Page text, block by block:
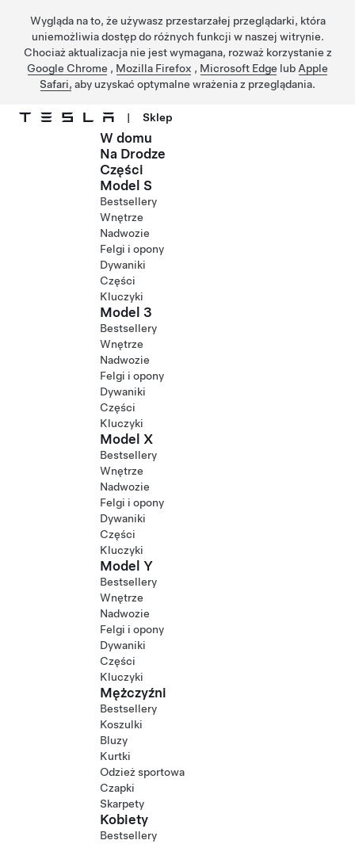
Wygląda na to, że używasz przestarzałej przeglądarki, która
uniemożliwia dostęp do różnych funkcji w naszej witrynie.
Chociaż aktualizacja nie jest wymagana, rozważ korzystanie z
Google Chrome , Mozilla Firefox , Microsoft Edge lub Apple
Safari, aby uzyskać optymalne wrażenia z przeglądania.
Przejdź do głównej zawartości
| Sklep
W domu
Na Drodze
Części
Model S
Bestsellery
Wnętrze
Nadwozie
Felgi i opony
Dywaniki
Części
Kluczyki
Model 3
Bestsellery
Wnętrze
Nadwozie
Felgi i opony
Dywaniki
Części
Kluczyki
Model X
Bestsellery
Wnętrze
Nadwozie
Felgi i opony
Dywaniki
Części
Kluczyki
Model Y
Bestsellery
Wnętrze
Nadwozie
Felgi i opony
Dywaniki
Części
Kluczyki
Mężczyźni
Bestsellery
Koszulki
Bluzy
Kurtki
Odzież sportowa
Czapki
Skarpety
Kobiety
Bestsellery